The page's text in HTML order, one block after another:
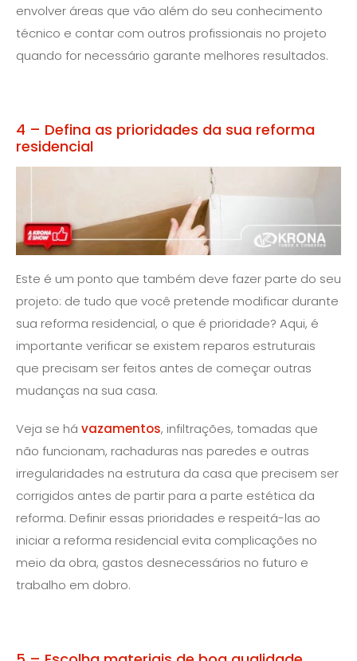
envolver áreas que vão além do seu conhecimento
técnico e contar com outros profissionais no projeto
quando for necessário garante melhores resultados.
4 – Defina as prioridades da sua reforma
residencial
Este é um ponto que também deve fazer parte do seu
projeto: de tudo que você pretende modificar durante
sua reforma residencial, o que é prioridade? Aqui, é
importante verificar se existem reparos estruturais
que precisam ser feitos antes de começar outras
mudanças na sua casa.
Veja se há vazamentos, infiltrações, tomadas que
não funcionam, rachaduras nas paredes e outras
irregularidades na estrutura da casa que precisem ser
corrigidos antes de partir para a parte estética da
reforma. Definir essas prioridades e respeitá-las ao
iniciar a reforma residencial evita complicações no
meio da obra, gastos desnecessários no futuro e
trabalho em dobro.